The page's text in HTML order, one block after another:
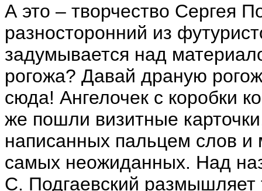
А это – творчество Сергея
разносторонний из
задумывается над
рогожа? Давай драную
сюда! Ангелочек с коробки
же пошли визитные
написанных пальцем слов и
самых неожиданных. Над
С. Подгаевский размышляет